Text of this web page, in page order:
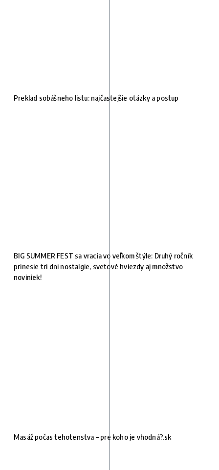
Preklad sobášneho listu: najčastejšie otázky a postup
BIG SUMMER FEST sa vracia vo veľkom štýle: Druhý ročník
prinesie tri dni nostalgie, svetové hviezdy aj množstvo
noviniek!
Masáž počas tehotenstva – pre koho je vhodná?.sk